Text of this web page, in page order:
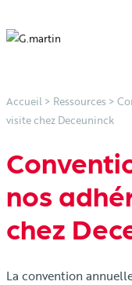
Accueil> Ressources >
visite chez Deceuninck
nos
chez
La convention